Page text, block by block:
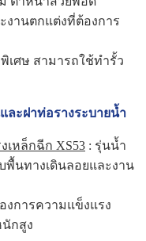
งานตกแต่งที่ต้องการ
เศษ สามารถใช้ทำรั้ว
ละฝาท่อรางระบายน้ำ
เหล็กฉีก XS53 : รุ่นน้ำ
พื้นทางเดินลอยและงาน
งการความแข็งแรง
กสูง